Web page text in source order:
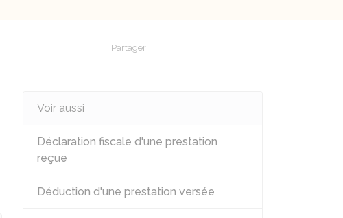
Partager
Voir aussi
Déclaration fiscale d'une prestation
reçue
Déduction d'une prestation versée